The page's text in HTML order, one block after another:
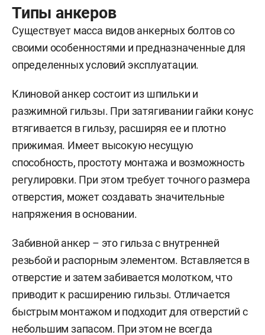
Типы анкеров
Существует масса видов анкерных болтов со
своими особенностями и предназначенные для
определенных условий эксплуатации.
Клиновой анкер состоит из шпильки и
разжимной гильзы. При затягивании гайки конус
втягивается в гильзу, расширяя ее и плотно
прижимая. Имеет высокую несущую
способность, простоту монтажа и возможность
регулировки. При этом требует точного размера
отверстия, может создавать значительные
напряжения в основании.
Забивной анкер – это гильза с внутренней
резьбой и распорным элементом. Вставляется в
отверстие и затем забивается молотком, что
приводит к расширению гильзы. Отличается
быстрым монтажом и подходит для отверстий с
небольшим запасом. При этом не всегда